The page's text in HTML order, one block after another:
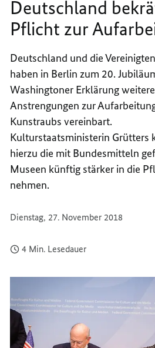
Deutschland
Pflicht zur
Deutschland und die
haben in Berlin zum 20.
Washingtoner Erklärung weitere
Anstrengungen zur
Kunstraubs vereinbart.
Kulturstaatsministerin Grütters
hierzu die mit Bundesmitteln
Museen künftig stärker in die
nehmen.
Dienstag, 27. November 2018
4 Min. Lesedauer